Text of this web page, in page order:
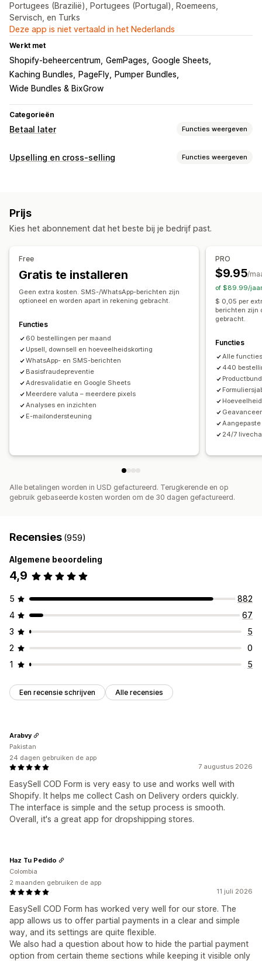
Portugees (Brazilië), Portugees (Portugal), Roemeens,
Servisch, en Turks
Deze app is niet vertaald in het Nederlands
Werkt met
Shopify-beheercentrum GemPages Google Sheets
Kaching Bundles
PageFly
Pumper Bundles
Wide Bundles & BixGrow
Categorieën
Betaal later Functies weergeven
Beheer van rembours
Export van bestellingen
Drag-and-drop-editor
Lettertype en kleur
Aangepaste knoppen
Pop-ups
Ingesloten formulieren
Verzendopties
Adresvalidatie
Conversie en upselling
Cross-selling
Kortingen
Bestelling in één klik
Upselling in één klik
Pixel-tracking Winkelwagenherstel
Upselling en cross-selling Functies weergeven
Upselling op de productpagina
Upselling op de bedankpagina Add-ons in één klik
Aangepaste CSS
Drag-and-drop-editor
Meerdere valuta Meerdere talen
Aanbiedingen en aanbevelingen
Cadeauverpakking
Gratis verzending
Kwantumkortingen
Volumekortingen Prioriteitsverwerking
Analytics
Doorklikpercentages
Conversiepercentages
Funnelprestaties
Prijs
Kies het abonnement dat het beste bij je bedrijf past.
Free
Gratis te installeren
Geen extra kosten. SMS-/WhatsApp-berichten zijn
optioneel en worden apart in rekening gebracht.
Functies
60 bestellingen per maand
Upsell, downsell en hoeveelheidskorting
WhatsApp- en SMS-berichten
Basisfraude­preventie
Adresvalidatie en Google Sheets
Meerdere valuta – meerdere pixels
Analyses en inzichten
E-mailondersteuning
PRO
$9.95/
of $89.99/
$ 0,05 per
berichten zijn
gebracht.
Functies
Alle
440
24/7
Alle betalingen worden in USD gefactureerd. Terugkerende en op
gebruik gebaseerde kosten worden om de 30 dagen gefactureerd.
Recensies (959)
Algemene beoordeling
4,9
5
882
4
67
3
5
2
0
1
5
Een recensie schrijven Alle recensies
7 augustus 2026
EasySell COD Form is very easy to use and works well with
Shopify. It helps me collect Cash on Delivery orders quickly.
The interface is simple and the setup process is smooth.
Overall, it's a great app for dropshipping stores.
Arabvy
Pakistan
24 dagen gebruiken de app
11 juli 2026
EasySell COD Form has worked very well for our store. The
app allows us to offer partial payments in a clear and simple
way, and its settings are quite flexible.
We also had a question about how to hide the partial payment
option from certain theme sections while keeping it visible only
Haz Tu Pedido
Colombia
2 maanden gebruiken de app